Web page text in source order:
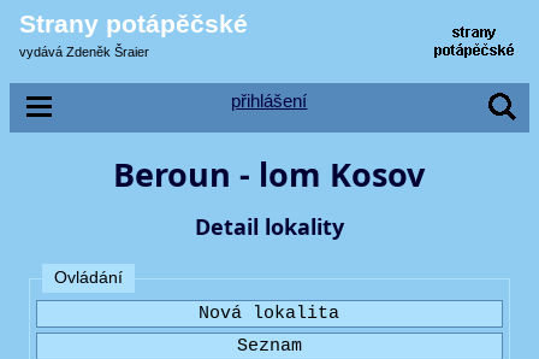
Strany potápěčské
vydává Zdeněk Šraier
přihlášení
Beroun - lom Kosov
Detail lokality
Ovládání